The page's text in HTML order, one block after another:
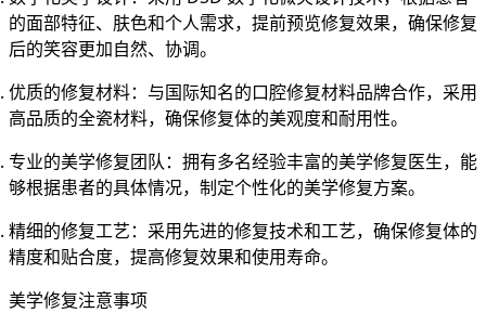
的面部特征、肤色和个人需求，提前预览修复效果，确保修复
后的笑容更加自然、协调。
优质的修复材料：与国际知名的口腔修复材料品牌合作，采用
高品质的全瓷材料，确保修复体的美观度和耐用性。
专业的美学修复团队：拥有多名经验丰富的美学修复医生，能
够根据患者的具体情况，制定个性化的美学修复方案。
精细的修复工艺：采用先进的修复技术和工艺，确保修复体的
精度和贴合度，提高修复效果和使用寿命。
美学修复注意事项